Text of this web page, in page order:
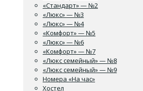
«Стандарт» — №2
«Люкс» — №3
«Люкс» — №4
«Комфорт» — №5
«Люкс» — №6
«Комфорт» — №7
«Люкс семейный» — №8
«Люкс семейный» — №9
Номера «На час»
Хостел